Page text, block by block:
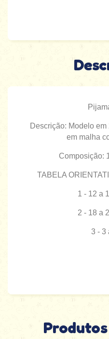
Descrição: Modelo
em malha
Composição:
TABELA
1 - 12 a
2 - 18 a
3 - 3